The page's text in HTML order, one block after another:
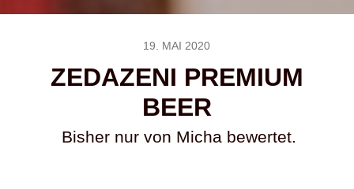
19. MAI 2020
ZEDAZENI PREMIUM
BEER
Bisher nur von Micha bewertet.